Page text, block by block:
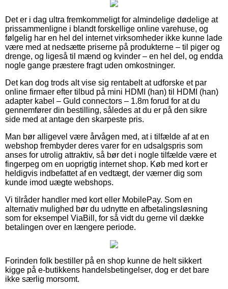
Det er i dag ultra fremkommeligt for almindelige dødelige at
prissammenligne i blandt forskellige online varehuse, og
følgelig har en hel del internet virksomheder ikke kunne lade
være med at nedsætte priserne på produkterne – til piger og
drenge, og ligeså til mænd og kvinder – en hel del, og endda
nogle gange præstere fragt uden omkostninger.
Det kan dog trods alt vise sig rentabelt at udforske et par
online firmaer efter tilbud på mini HDMI (han) til HDMI (han)
adapter kabel – Guld connectors – 1.8m forud for at du
gennemfører din bestilling, således at du er på den sikre
side med at antage den skarpeste pris.
Man bør alligevel være årvågen med, at i tilfælde af at en
webshop frembyder deres varer for en udsalgspris som
anses for utrolig attraktiv, så bør det i nogle tilfælde være et
fingerpeg om en uoprigtig internet shop. Køb med kort er
heldigvis indbefattet af en vedtægt, der værner dig som
kunde imod uægte webshops.
Vi tilråder handler med kort eller MobilePay. Som en
alternativ mulighed bør du udnytte en afbetalingsløsning
som for eksempel ViaBill, for så vidt du gerne vil dække
betalingen over en længere periode.
Forinden folk bestiller på en shop kunne de helt sikkert
kigge på e-butikkens handelsbetingelser, dog er det bare
ikke særlig morsomt.